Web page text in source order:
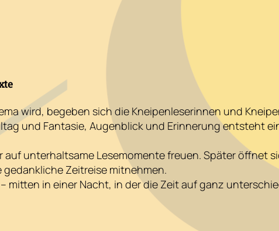
wird, begeben sich die Kneipenleserinnen und
und Fantasie, Augenblick und Erinnerung entsteht
unterhaltsame Lesemomente freuen. Später öffnet
Zeitreise mitnehmen.
mitten in einer Nacht, in der die Zeit auf ganz